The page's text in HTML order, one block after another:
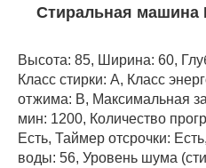
Стиральная машина
Высота: 85, Ширина: 60,
Класс стирки: A, Класс
отжима: B, Максимальная
мин: 1200, Количество
Есть, Таймер отсрочки:
воды: 56, Уровень шума